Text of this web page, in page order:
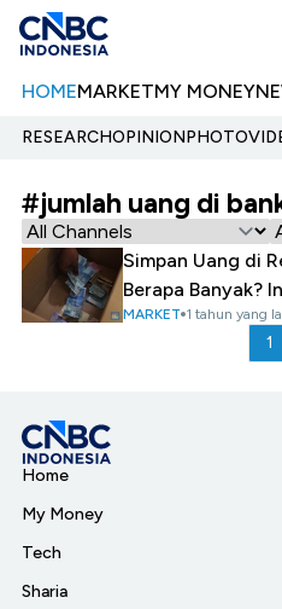
HOMEMARKETMY MONEY
RESEARCHOPINIONPHOTO
#jumlah uang di
Simpan Uang di
Berapa Banyak?
MARKET 1 tahun yang
1
Home
My Money
Tech
Sharia